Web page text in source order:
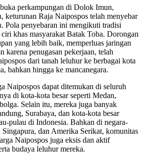
perkampungan di Dolok Imun,
keturunan Raja Naipospos telah menyebar
Pola penyebaran ini mengikuti tradisi
khas masyarakat Batak Toba. Dorongan
yang lebih baik, memperluas jaringan
karena penugasan pekerjaan, telah
dari tanah leluhur ke berbagai kota
bahkan hingga ke mancanegara.
Naipospos dapat ditemukan di seluruh
di kota-kota besar seperti Medan,
Selain itu, mereka juga banyak
Surabaya, dan kota-kota besar
pulau di Indonesia. Bahkan di negara-
Singapura, dan Amerika Serikat, komunitas
Naipospos juga eksis dan aktif
budaya leluhur mereka.